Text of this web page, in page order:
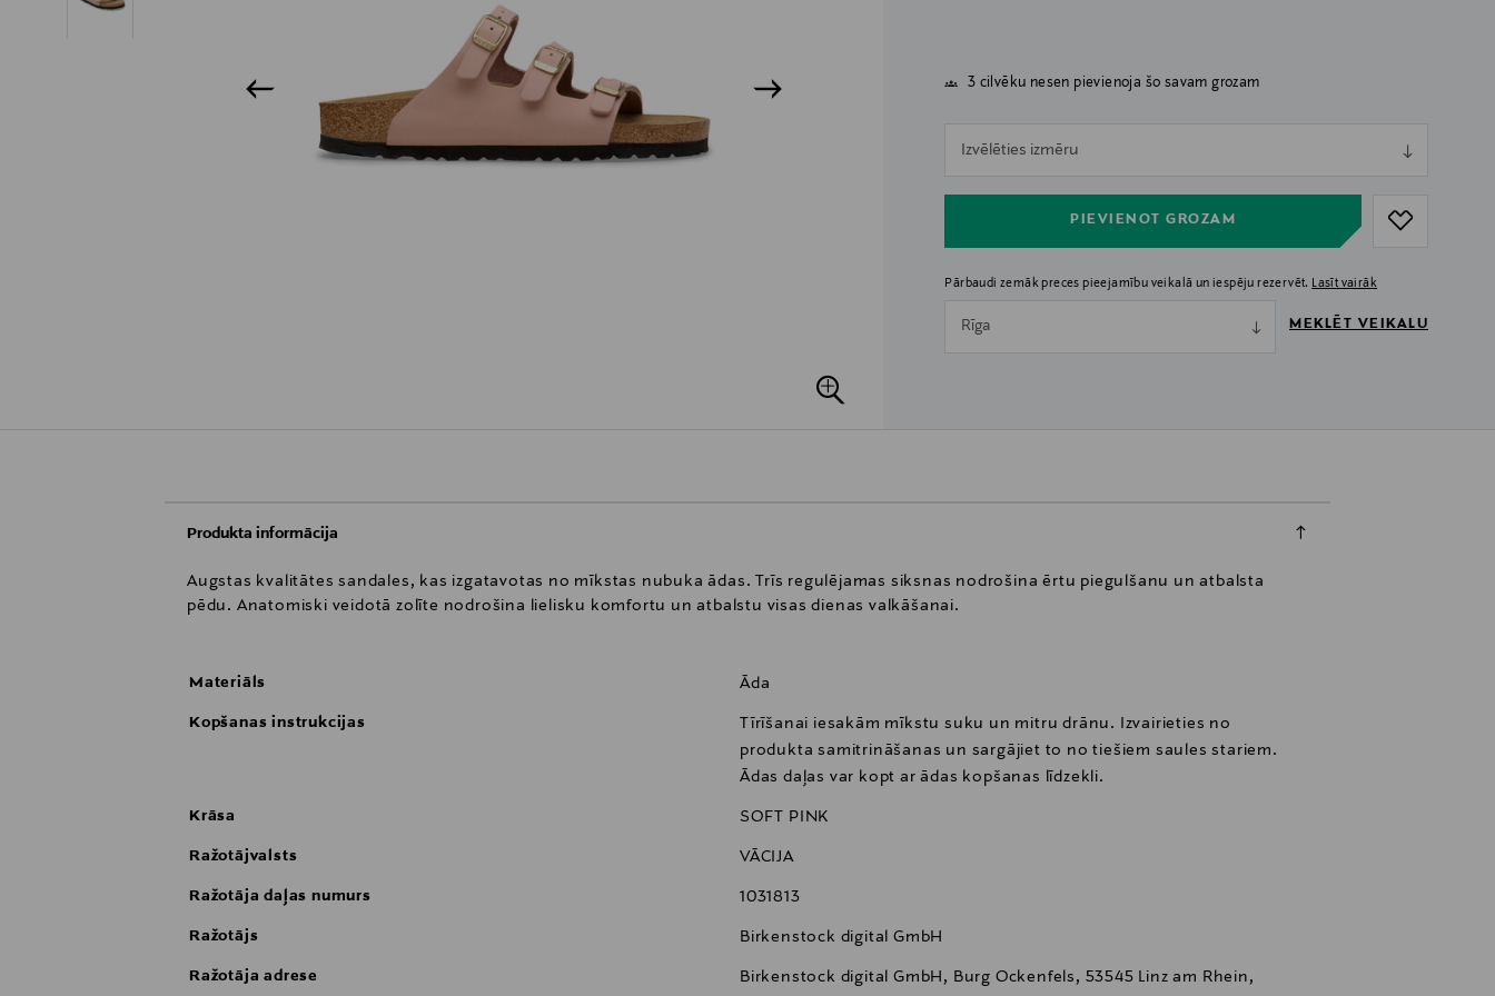
3 cilvēku nesen pievienoja šo savam grozam
Izvēlēties izmēru
PIEVIENOT GROZAM
null
Pārbaudi zemāk preces pieejamību veikalā un iespēju rezervēt. Lasīt vairāk
Rīga MEKLĒT VEIKALU
Produkta informācija
Augstas kvalitātes sandales, kas izgatavotas no mīkstas nubuka ādas. Trīs regulējamas siksnas nodrošina ērtu piegulšanu un atbalsta
pēdu. Anatomiski veidotā zolīte nodrošina lielisku komfortu un atbalstu visas dienas valkāšanai.
Materiāls Āda
Kopšanas instrukcijas
Tīrīšanai iesakām mīkstu suku un mitru drānu. Izvairieties no
produkta samitrināšanas un sargājiet to no tiešiem saules stariem.
Ādas daļas var kopt ar ādas kopšanas līdzekli.
Krāsa SOFT PINK
Ražotājvalsts VĀCIJA
Ražotāja daļas numurs 1031813
Ražotājs Birkenstock digital GmbH
Ražotāja adrese
Birkenstock digital GmbH, Burg Ockenfels, 53545 Linz am Rhein,